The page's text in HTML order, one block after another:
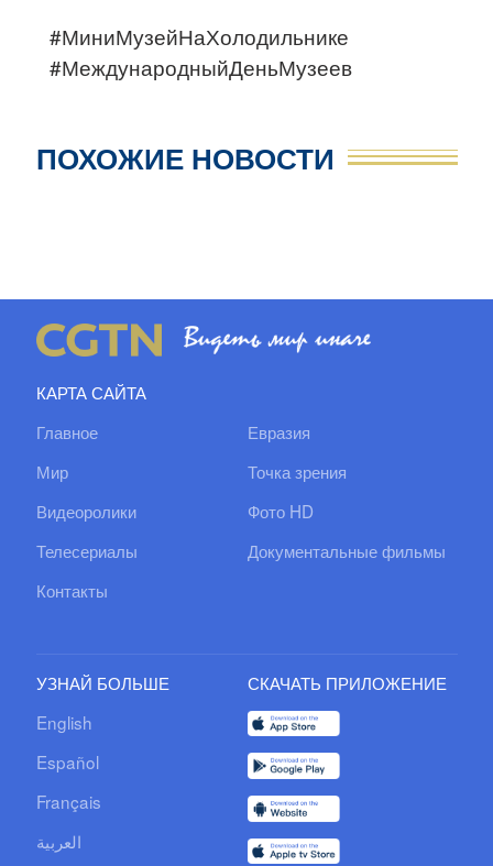
#МиниМузейНаХолодильнике
#МеждународныйДеньМузеев
ПОХОЖИЕ НОВОСТИ
КАРТА САЙТА
Главное
Евразия
Мир
Точка зрения
Видеоролики
Фото HD
Телесериалы
Документальные фильмы
Контакты
УЗНАЙ БОЛЬШЕ
English
Español
Français
العربية
СКАЧАТЬ ПРИЛОЖЕНИЕ